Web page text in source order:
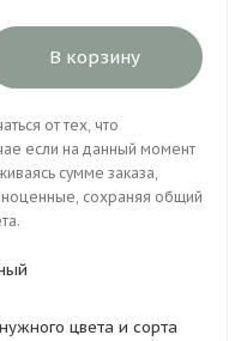
В корзину
от тех, что
если на данный момент
сумме заказа,
сохраняя общий
цвета и сорта